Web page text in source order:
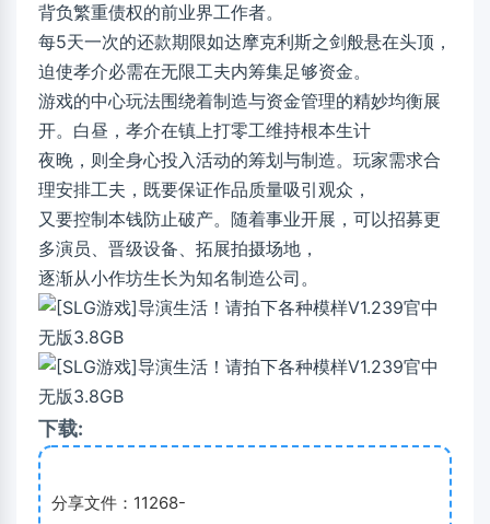
背负繁重债权的前业界工作者。
每5天一次的还款期限如达摩克利斯之剑般悬在头顶，
迫使孝介必需在无限工夫内筹集足够资金。
游戏的中心玩法围绕着制造与资金管理的精妙均衡展
开。白昼，孝介在镇上打零工维持根本生计
夜晚，则全身心投入活动的筹划与制造。玩家需求合
理安排工夫，既要保证作品质量吸引观众，
又要控制本钱防止破产。随着事业开展，可以招募更
多演员、晋级设备、拓展拍摄场地，
逐渐从小作坊生长为知名制造公司。
下载:
分享文件：11268-